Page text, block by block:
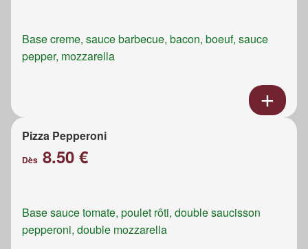
Base creme, sauce barbecue, bacon, boeuf, sauce
pepper, mozzarella
Pizza Pepperoni
Dès 8.50 €
Base sauce tomate, poulet rôti, double saucisson
pepperoni, double mozzarella